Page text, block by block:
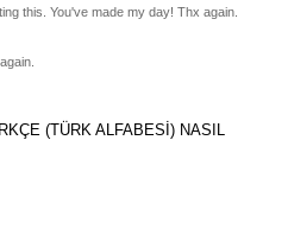
this. You've made my day! Thx again.
(TÜRK ALFABESİ) NASIL